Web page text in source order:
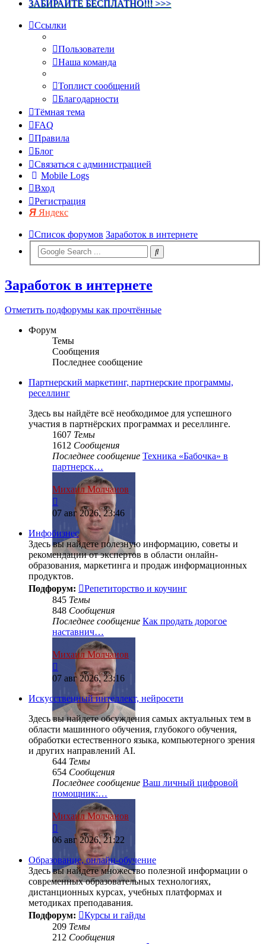
ЗАБИРАЙТЕ БЕСПЛАТНО!!! >>>
Ссылки
Пользователи
Наша команда
Топлист сообщений
Благодарности
Тёмная тема
FAQ
Правила
Блог
Связаться с администрацией
Mobile Logs
Вход
Регистрация
Яндекс
Список форумов Заработок в интернете
Заработок в интернете
Отметить подфорумы как прочтённые
Форум
Темы
Сообщения
Последнее сообщение
Партнерский маркетинг, партнерские программы,
реселлинг
Здесь вы найдёте всё необходимое для успешного
участия в партнёрских программах и реселлинге.
1607 Темы
1612 Сообщения
Последнее сообщение Техника «Бабочка» в
партнерск…
Михаил Молчанов
Перейти
к
последнему
сообщению
07 авг 2026, 23:46
Инфобизнес
Здесь вы найдете полезную информацию, советы и
рекомендации от экспертов в области онлайн-
образования, маркетинга и продаж информационных
продуктов.
Подфорум:
Репетиторство и коучинг
845 Темы
848 Сообщения
Последнее сообщение Как продать дорогое
наставнич…
Михаил Молчанов
Перейти
к
последнему
сообщению
07 авг 2026, 23:16
Искусственный интеллект, нейросети
Здесь вы найдете обсуждения самых актуальных тем в
области машинного обучения, глубокого обучения,
обработки естественного языка, компьютерного зрения
и других направлений AI.
644 Темы
654 Сообщения
Последнее сообщение Ваш личный цифровой
помощник:…
Михаил Молчанов
Перейти
к
последнему
сообщению
06 авг 2026, 21:22
Образование, онлайн-обучение
Здесь вы найдете множество полезной информации о
современных образовательных технологиях,
дистанционных курсах, учебных платформах и
методиках преподавания.
Подфорум:
Курсы и гайды
209 Темы
212 Сообщения